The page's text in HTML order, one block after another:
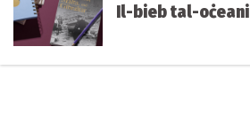
Il-bieb tal-oċeani